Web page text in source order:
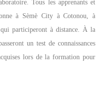
Tous les apprenants et
à Sèmè City à Cotonou, à
qui participeront à distance. À la
un test de connaissances
lors de la formation pour